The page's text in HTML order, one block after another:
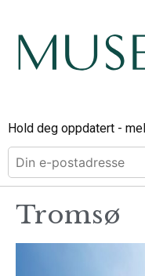
Hold deg oppdatert -
Tromsø